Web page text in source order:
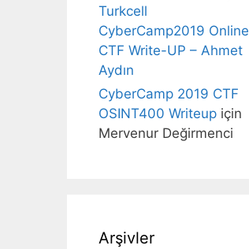
Turkcell
CyberCamp2019 Online
CTF Write-UP – Ahmet
Aydın
CyberCamp 2019 CTF
OSINT400 Writeup için
Mervenur Değirmenci
Arşivler